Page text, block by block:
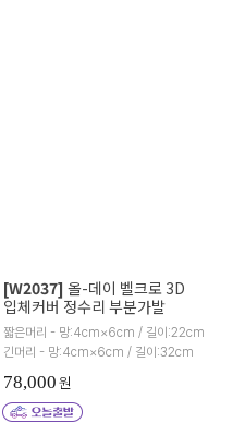
[W2037] 올-데이 벨크로 3D
입체커버 정수리 부분가발
짧은머리 - 망:4cm×6cm / 길이:22cm
긴머리 - 망:4cm×6cm / 길이:32cm
78,000원